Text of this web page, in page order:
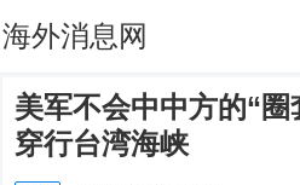
海外消息网
美军不会中中方的“
穿行台湾海峡